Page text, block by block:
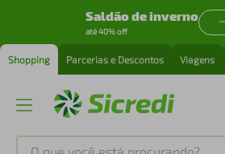
Saldão de inverno
até 40% off
Shopping Parcerias e Descontos Viagens
O que você está procurando?